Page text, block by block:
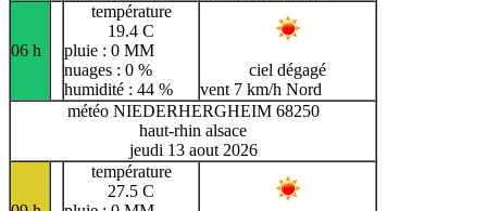
06 h
température
19.4 C
pluie : 0 MM
nuages : 0 %
humidité : 44 %
ciel dégagé
vent 7 km/h Nord
météo NIEDERHERGHEIM 68250
haut-rhin alsace
jeudi 13 aout 2026
température
27.5 C